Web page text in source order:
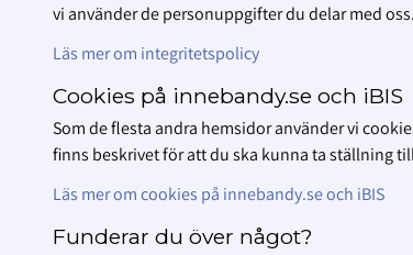
vi använder de personuppgifter du delar med oss.
Läs mer om integritetspolicy
Cookies på innebandy.se och iBIS
Som de flesta andra hemsidor använder vi
finns beskrivet för att du ska kunna ta ställning
Läs mer om cookies på innebandy.se och iBIS
Funderar du över något?